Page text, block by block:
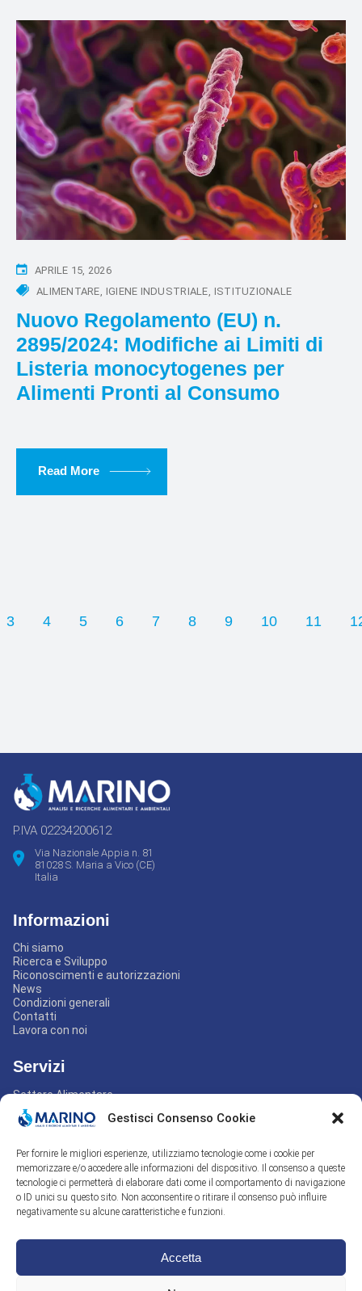
Gestisci Consenso Cookie
Per fornire le migliori esperienze, utilizziamo tecnologie come i cookie per
memorizzare e/o accedere alle informazioni del dispositivo. Il consenso a queste
tecnologie ci permetterà di elaborare dati come il comportamento di navigazione
o ID unici su questo sito. Non acconsentire o ritirare il consenso può influire
negativamente su alcune caratteristiche e funzioni.
Accetta
APRILE 15, 2026
ALIMENTARE IGIENE INDUSTRIALE ISTITUZIONALE
Nuovo Regolamento (EU) n.
2895/2024: Modifiche ai Limiti di
Listeria monocytogenes per
Alimenti Pronti al Consumo
Read More
3 4 5 6 7 8 9 10 11
P.IVA 02234200612
Via Nazionale Appia n. 81
81028 S. Maria a Vico (CE)
Italia
Informazioni
Chi siamo
Ricerca e Sviluppo
Riconoscimenti e autorizzazioni
News
Condizioni generali
Contatti
Lavora con noi
Servizi
Settore Alimentare
Settore Ambientale
Settore Non-food
Settore Igiene industriale
Assistenza e consulenza
Contatti